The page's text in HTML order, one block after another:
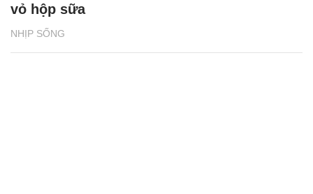
NHỊP SỐNG
vỏ hộp sữa